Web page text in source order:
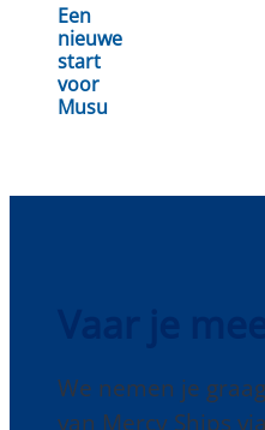
Een
nieuwe
start
voor
Musu
We nemen je
van Mercy Ships